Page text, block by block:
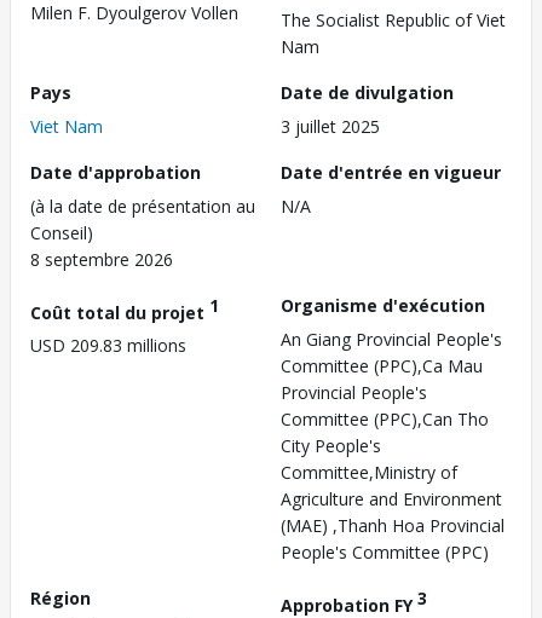
Milen F. Dyoulgerov Vollen
The Socialist Republic of Viet
Nam
Pays
Viet Nam
Date de divulgation
3 juillet 2025
Date d'approbation
(à la date de présentation au
Conseil)
8 septembre 2026
Date d'entrée en vigueur
N/A
Coût total du projet 1
USD 209.83 millions
Organisme d'exécution
An Giang Provincial People's
Committee (PPC),Ca Mau
Provincial People's
Committee (PPC),Can Tho
City People's
Committee,Ministry of
Agriculture and Environment
(MAE) ,Thanh Hoa Provincial
People's Committee (PPC)
Région
Approbation FY3